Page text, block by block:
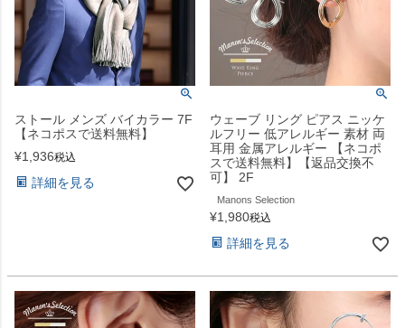
ストール メンズ バイカラー 7F
【ネコポスで送料無料】
¥1,936税込
詳細を見る
ウェーブ リング ピアス ニッケ
ルフリー 低アレルギー 素材 両
耳用 金属アレルギー 【ネコポ
スで送料無料】【返品交換不
可】 2F
Manons Selection
¥1,980税込
詳細を見る